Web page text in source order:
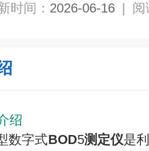
时间： 2026-06-16 | 阅
绍
数字式BOD5测定仪是